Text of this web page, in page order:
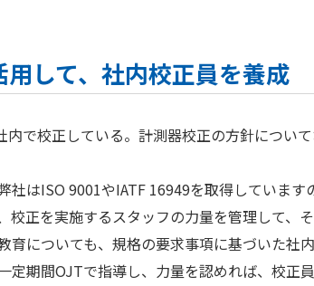
して、社内校正員を養成
で校正している。計測器校正の方針について
弊社はISO 9001やIATF 16949を取得していま
校正を実施するスタッフの力量を管理して、
育についても、規格の要求事項に基づいた社
定期間OJTで指導し、力量を認めれば、校正